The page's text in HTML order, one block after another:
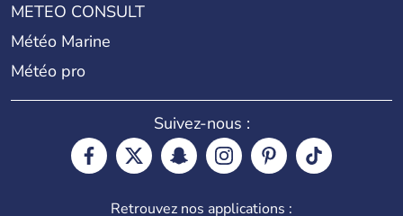
METEO CONSULT
Météo Marine
Météo pro
Suivez-nous :
Retrouvez nos applications :